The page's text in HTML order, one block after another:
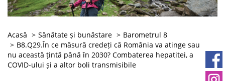
Acasă Sănătate și bunăstare
Barometrul 8
B8.Q29.În ce măsură credeți că România va atinge sau
nu această țintă până în 2030? Combaterea hepatitei, a
COVID-ului și a altor boli transmisibile